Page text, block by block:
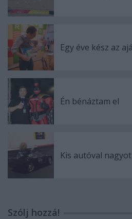
Egy éve kész az
Én bénáztam el
Kis autóval
Szólj hozzá!